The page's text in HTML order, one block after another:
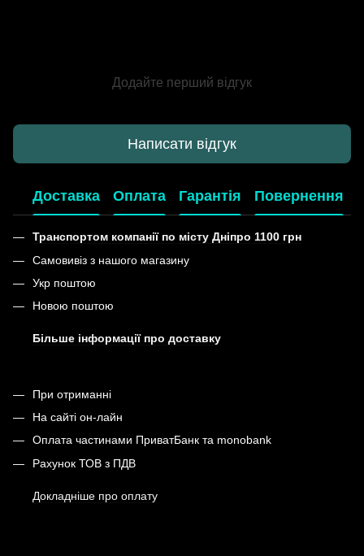
Додайте перший відгук
Написати відгук
Доставка Оплата Гарантія Повернення
Транспортом компанії по місту Дніпро 1100 грн
Самовивіз з нашого магазину
Укр поштою
Новою поштою
Більше інформації про доставку
При отриманні
На сайті он-лайн
Оплата частинами ПриватБанк та monobank
Рахунок ТОВ з ПДВ
Докладніше про оплату